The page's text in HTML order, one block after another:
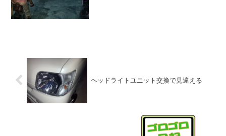
ヘッドライトユニット交換で見違える